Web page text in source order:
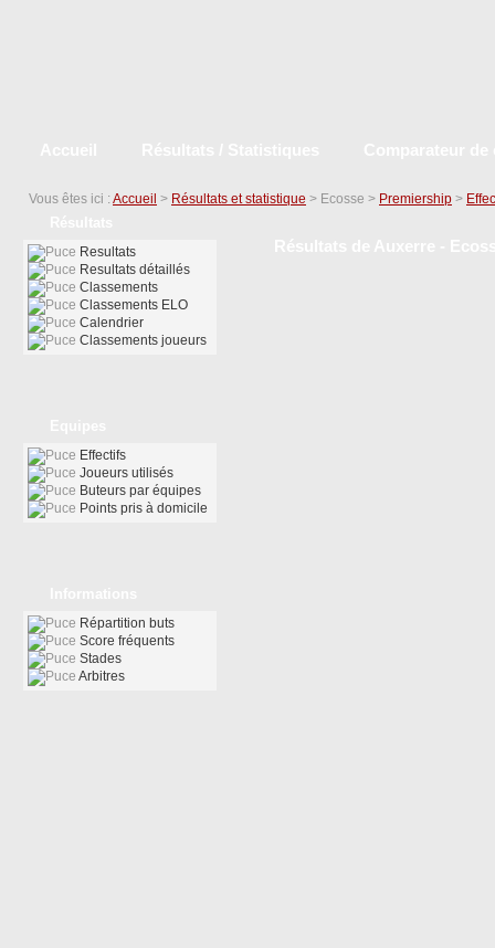
Vous êtes ici : Accueil > Résultats et statistique > Ecosse > Premiership >
Resultats
Resultats détaillés
Classements
Classements ELO
Calendrier
Classements joueurs
Effectifs
Joueurs utilisés
Buteurs par équipes
Points pris à domicile
Répartition buts
Score fréquents
Stades
Arbitres